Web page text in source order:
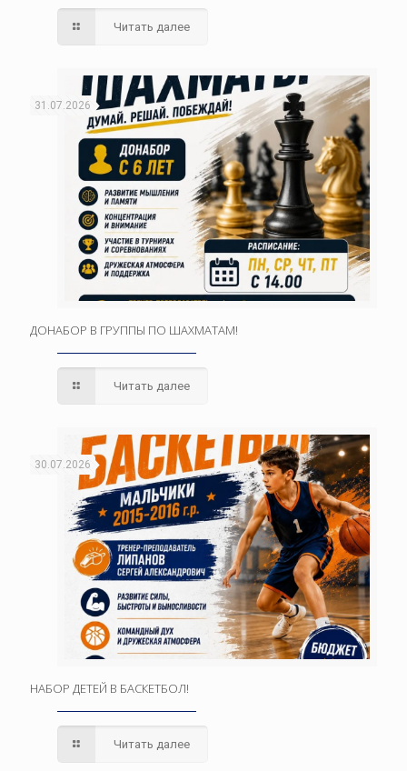
Читать далее
31.07.2026
ДОНАБОР В ГРУППЫ ПО ШАХМАТАМ!
Читать далее
30.07.2026
НАБОР ДЕТЕЙ В БАСКЕТБОЛ!
Читать далее